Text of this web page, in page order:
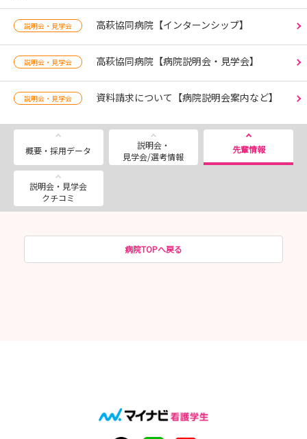
説明会・見学会 高萩協同病院【インターンシップ】
説明会・見学会 高萩協同病院【病院説明会・見学会】
説明会・見学会 資料請求について【病院説明会案内など】
概要・採用データ
説明会・
見学会/選考情報
先輩情報
説明会・見学会
クチコミ
病院TOPへ戻る